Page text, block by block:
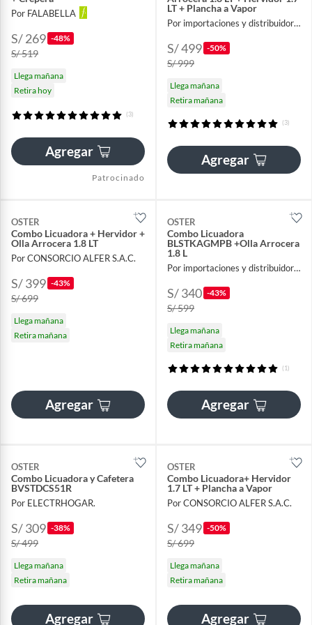
Por FALABELLA
S/ 269 -48%
S/ 519
Llega mañana
Retira hoy
(3)
Agregar
Patrocinado
LT + Plancha a Vapor
Por importaciones y distribuidora A y F
S/ 499 -50%
S/ 999
Llega mañana
Retira mañana
(3)
Agregar
OSTER
Combo Licuadora + Hervidor +
Olla Arrocera 1.8 LT
Por CONSORCIO ALFER S.A.C.
S/ 399 -43%
S/ 699
Llega mañana
Retira mañana
Agregar
OSTER
Combo Licuadora
BLSTKAGMPB +Olla Arrocera
1.8 L
Por importaciones y distribuidora A y F
S/ 340 -43%
S/ 599
Llega mañana
Retira mañana
(1)
Agregar
OSTER
Combo Licuadora y Cafetera
BVSTDCS51R
Por ELECTRHOGAR.
S/ 309 -38%
S/ 499
Llega mañana
Retira mañana
Agregar
OSTER
Combo Licuadora+ Hervidor
1.7 LT + Plancha a Vapor
Por CONSORCIO ALFER S.A.C.
S/ 349 -50%
S/ 699
Llega mañana
Retira mañana
Agregar